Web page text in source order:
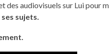
des audiovisuels sur Lui pour
sujets.